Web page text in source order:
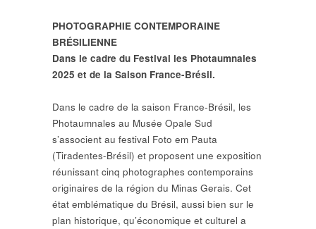
PHOTOGRAPHIE CONTEMPORAINE
BRÉSILIENNE
Dans le cadre du Festival les Photaumnales
2025 et de la Saison France-Brésil.
Dans le cadre de la saison France-Brésil, les
Photaumnales au Musée Opale Sud
s’associent au festival Foto em Pauta
(Tiradentes-Brésil) et proposent une exposition
réunissant cinq photographes contemporains
originaires de la région du Minas Gerais. Cet
état emblématique du Brésil, aussi bien sur le
plan historique, qu’économique et culturel a